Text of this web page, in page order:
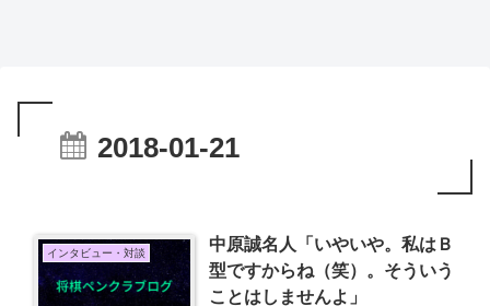
2018-01-21
インタビュー・対談
中原誠名人「いやいや。私はＢ
型ですからね（笑）。そういう
ことはしませんよ」